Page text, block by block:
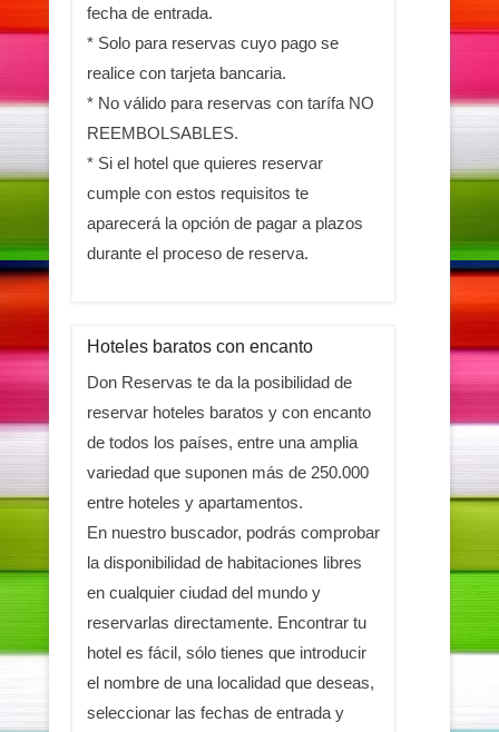
fecha de entrada.
* Solo para reservas cuyo pago se
realice con tarjeta bancaria.
* No válido para reservas con tarífa NO
REEMBOLSABLES.
* Si el hotel que quieres reservar
cumple con estos requisitos te
aparecerá la opción de pagar a plazos
durante el proceso de reserva.
Hoteles baratos con encanto
Don Reservas te da la posibilidad de
reservar hoteles baratos y con encanto
de todos los países, entre una amplia
variedad que suponen más de 250.000
entre hoteles y apartamentos.
En nuestro buscador, podrás comprobar
la disponibilidad de habitaciones libres
en cualquier ciudad del mundo y
reservarlas directamente. Encontrar tu
hotel es fácil, sólo tienes que introducir
el nombre de una localidad que deseas,
seleccionar las fechas de entrada y